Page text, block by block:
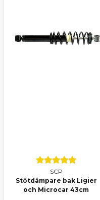
SCP
Stötdämpare bak Ligier
och Microcar 43cm